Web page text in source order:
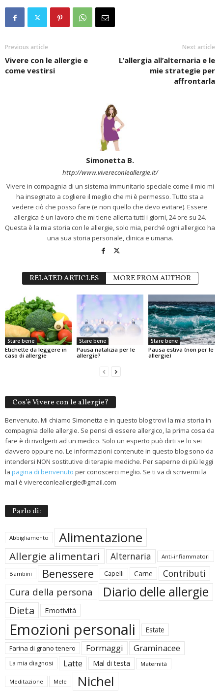
Previous article
Vivere con le allergie e
come vestirsi
Next article
L’allergia all’alternaria e le
mie strategie per
affrontarla
Simonetta B.
http://www.vivereconleallergie.it/
Vivere in compagnia di un sistema immunitario speciale come il mio mi
ha insegnato a cogliere il meglio che mi è permesso. Tutto sta a
vedere ciò che posso fare (e non quello che devo evitare). Essere
allergica è un lavoro che mi tiene allerta tutti i giorni, 24 ore su 24.
Questa è la mia storia con le allergie, solo mia, perché ogni allergico ha
una sua storia personale, clinica e umana.
RELATED ARTICLES MORE FROM AUTHOR
Stare bene
Etichette da leggere in
caso di allergie
Stare bene
Pausa natalizia per le
allergie?
Stare bene
Pausa estiva (non per le
allergie)
Cos’è Vivere con le allergie?
Benvenuto. Mi chiamo Simonetta e in questo blog trovi la mia storia in
compagnia delle allergie. Se pensi di essere allergico, la prima cosa da
fare è di rivolgerti ad un medico. Solo un esperto può dirti se lo sei
davvero oppure no. Le informazioni contenute in questo blog sono da
intendersi NON sostitutive di terapie mediche. Per saperne di più leggi
la pagina di benvenuto per conoscerci meglio. Se ti va di scrivermi la
mail è vivereconleallergie@gmail.com
Parlo di:
Abbigliamento Alimentazione
Allergie alimentari Alternaria Anti-infiammatori
Bambini Benessere Capelli Carne Contributi
Cura della persona Diario delle allergie
Dieta Emotività
Emozioni personali Estate
Farina di grano tenero Formaggi Graminacee
La mia diagnosi Latte Mal di testa Maternità
Meditazione Mele Nichel